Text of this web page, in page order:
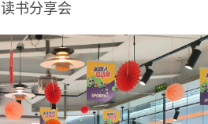
读书分享会